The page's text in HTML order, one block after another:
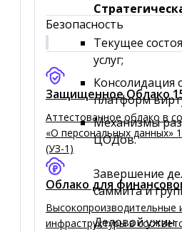
Безопасность
Защищенное Облако
Аттестованное облако в
«О персональных
(УЗ-1)
Облако для
инфраструктуры в
Текущее
услуг;
Консолидация
платформ
Механизмы
ЦОДов.
Завершение
саммита и
Деловой ужин.